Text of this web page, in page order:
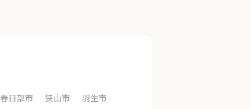
春日部市 狭山市
羽生市